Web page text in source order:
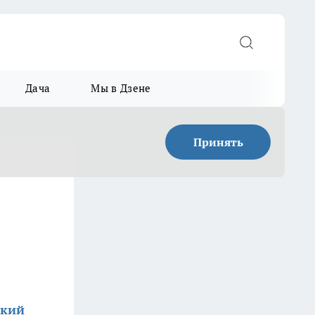
Дача Мы в Дзене
Принять